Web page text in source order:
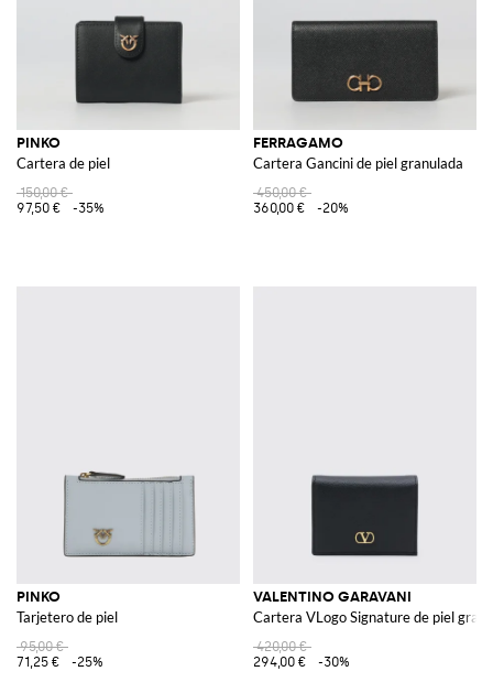
PINKO
Cartera de piel
150,00 €
97,50 €
-35%
FERRAGAMO
Cartera Gancini de piel granulada
450,00 €
360,00 €
-20%
PINKO
Tarjetero de piel
95,00 €
71,25 €
-25%
VALENTINO GARAVANI
Cartera VLogo Signature de piel
420,00 €
294,00 €
-30%